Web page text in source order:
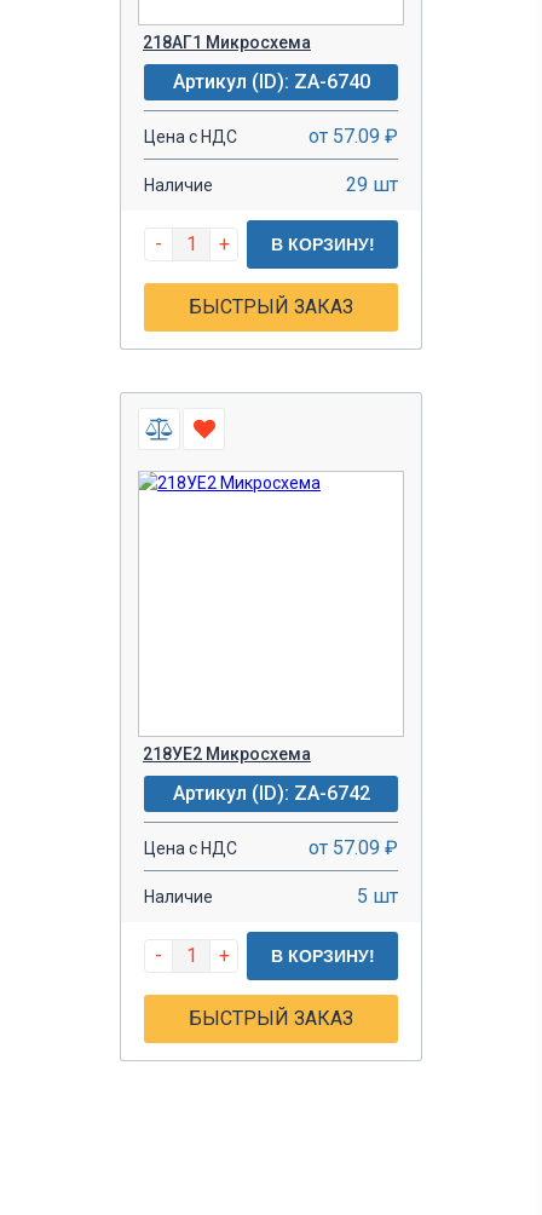
218АГ1 Микросхема
Артикул (ID): ZA-6740
Цена с НДС от 57.09 ₽
Наличие 29 шт
- + В КОРЗИНУ!
БЫСТРЫЙ ЗАКАЗ
218УЕ2 Микросхема
Артикул (ID): ZA-6742
Цена с НДС от 57.09 ₽
Наличие 5 шт
- + В КОРЗИНУ!
БЫСТРЫЙ ЗАКАЗ